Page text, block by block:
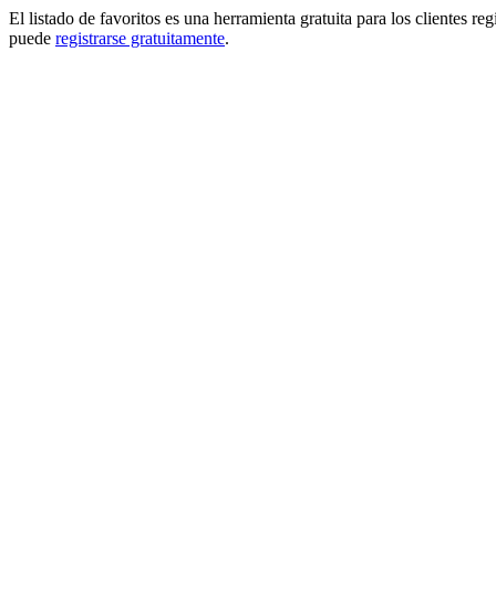
El listado de favoritos es una herramienta gratuita para los clientes
puede registrarse gratuitamente.